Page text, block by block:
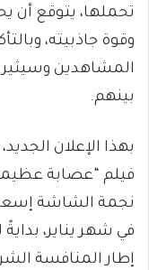
تحملها، يتوقع أن
وقوة جاذبيته،
المشاهدين وسيثير
بينهم.
بهذا الإعلان
فيلم “عصابة
نجمة الشاشة
في شهر يناير، بدايةً
إطار المنافسة